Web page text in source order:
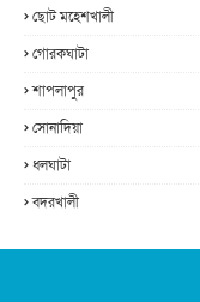
ছোট মহেশখালী
গোরকঘাটা
শাপলাপুর
সোনাদিয়া
ধলঘাটা
বদরখালী